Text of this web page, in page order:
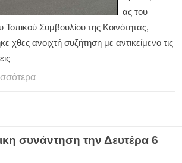
ας του
Τοπικού Συμβουλίου της Κοινότητας,
χθες ανοιχτή συζήτηση με αντικείμενο τις
συνάντηση την Δευτέρα 6